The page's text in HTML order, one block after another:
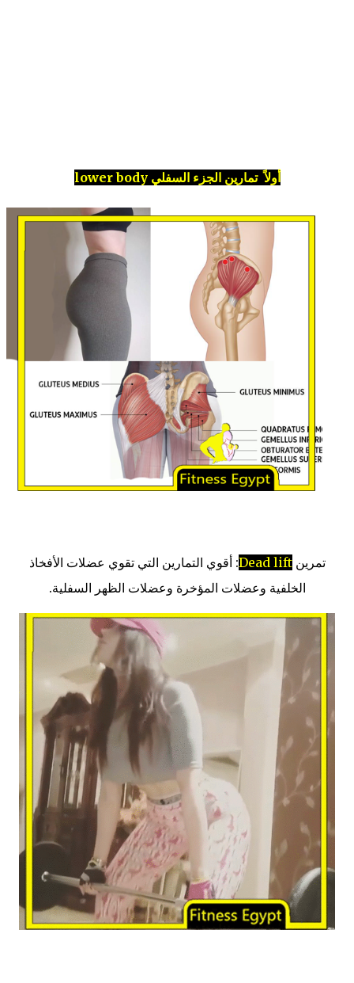
أولاً تمارين الجزء السفلي lower body
تمرينDead lift: أقوي التمارين التي تقوي عضلات الأفخاذ
الخلفية وعضلات المؤخرة وعضلات الظهر السفلية.